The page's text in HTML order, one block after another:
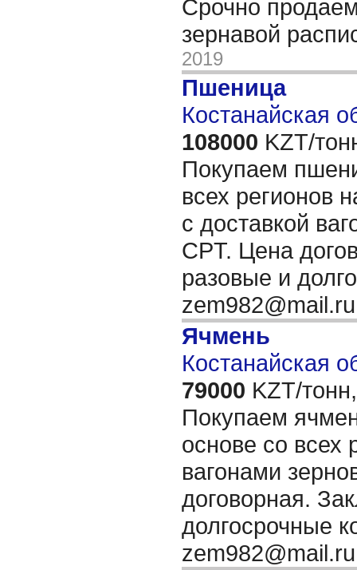
Срочно
зернавой
2019
Пшеница
Костанайская
108000 KZT/
Покупаем
всех регионов
с доставкой
CPT. Цена
разовые и
Ячмень
Костанайская
79000 KZT/тонн,
Покупаем
основе со всех
вагонами
договорная.
долгосрочные